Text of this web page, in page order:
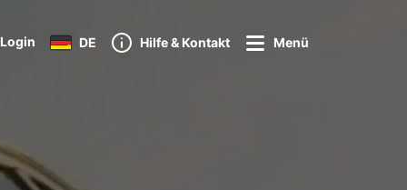
Login DE Hilfe & Kontakt Menü